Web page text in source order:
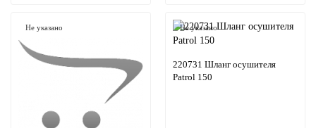
Не указано Не указано
220731 Шланг осушителя
Patrol 150